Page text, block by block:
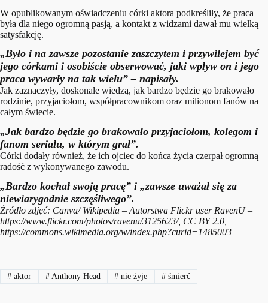
W opublikowanym oświadczeniu córki aktora podkreśliły, że praca
była dla niego ogromną pasją, a kontakt z widzami dawał mu wielką
satysfakcję.
„Było i na zawsze pozostanie zaszczytem i przywilejem być
jego córkami i osobiście obserwować, jaki wpływ on i jego
praca wywarły na tak wielu” – napisały.
Jak zaznaczyły, doskonale wiedzą, jak bardzo będzie go brakowało
rodzinie, przyjaciołom, współpracownikom oraz milionom fanów na
całym świecie.
„Jak bardzo będzie go brakowało przyjaciołom, kolegom i
fanom serialu, w którym grał”.
Córki dodały również, że ich ojciec do końca życia czerpał ogromną
radość z wykonywanego zawodu.
„Bardzo kochał swoją pracę” i „zawsze uważał się za
niewiarygodnie szczęśliwego”.
Źródło zdjęć: Canva/ Wikipedia – Autorstwa Flickr user RavenU –
https://www.flickr.com/photos/ravenu/3125623/, CC BY 2.0,
https://commons.wikimedia.org/w/index.php?curid=1485003
#aktor #Anthony Head # nie żyje # śmierć